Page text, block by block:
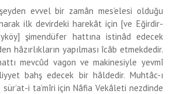
evvel bir zamân mes’elesi olduğu
ilk devirdeki harekât için [ve Eğirdir-
şimendüfer hattına istinâd edecek
hâzırlıkların yapılması îcâb etmekdedir.
mevcûd vagon ve makinesiyle yevmî
bahş edecek bir hâldedir. Muhtâc-ı
sür’at-i ta’mîri için Nâfia Vekâleti nezdinde